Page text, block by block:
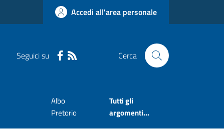
Accedi all'area personale
Seguici su Cerca
Albo
Pretorio
Tutti gli
argomenti...